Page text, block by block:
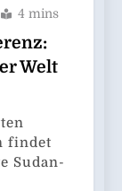
4 mins
Welt
findet
Sudan-